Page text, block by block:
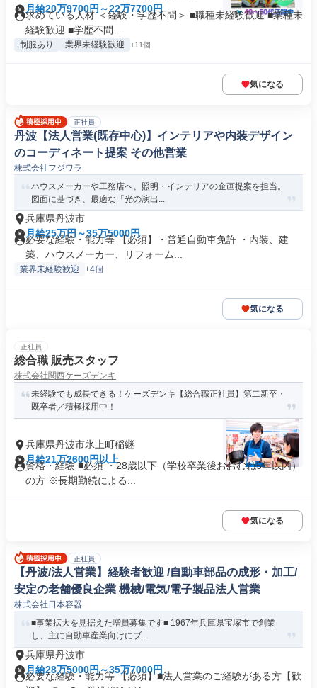
月給20万9700円～22万7700円
求めている人材 ＜経験・学歴不問＞ ■職種未経験歓迎 ■業種未
経験歓迎 ■学歴不問 ...
制服あり 業界未経験歓迎 +11個
気になる
正社員
丹波【法人営業(既存中心)】インテリアや内装デザイン
のコーディネート提案 その他営業
株式会社フジワラ
ハウスメーカーや工務店へ、照明・インテリアの企画提案を担当。
図面に基づき、最適な「光の演出...
兵庫県丹波市
月給25万円～35万5000円
必要な経験・能力等 【必須】・普通自動車免許 ・内装、建
築、ハウスメーカー、リフォーム...
業界未経験歓迎 +4個
気になる
正社員
総合職 販売スタッフ
株式会社関西ケーズデンキ
未経験でも成長できる！ケーズデンキ【総合職正社員】第二新卒・
既卒者／積極採用中！
兵庫県丹波市氷上町稲継
月給21万2600円以上
資格・経験 ■必須 ・28歳以下（学校卒業後おおむね5年以内）
の方 ※長期勤続による...
気になる
正社員
【丹波/法人営業】経験者歓迎 /自動車部品の成形・加工/
安定の老舗優良企業 機械/電気/電子製品法人営業
株式会社日本容器
■事業拡大を見据えた増員募集です■ 1967年兵庫県宝塚市で創業
し、主に自動車産業向けにブ...
兵庫県丹波市
月給28万5000円～35万7000円
必要な経験・能力等 【必須】■法人営業のご経験がある方【歓